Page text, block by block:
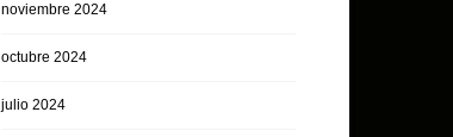
noviembre 2024
octubre 2024
julio 2024